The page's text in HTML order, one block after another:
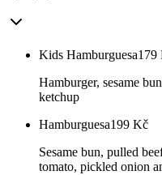
Kids Hamburguesa179
Hamburger, sesame
ketchup
Hamburguesa199 Kč
Sesame bun, pulled
tomato, pickled onion